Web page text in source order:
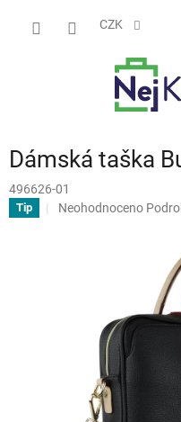
CZK
Dámská taška
496626-01
Tip
Průměrné
hvězdiček.
Neohodnoceno